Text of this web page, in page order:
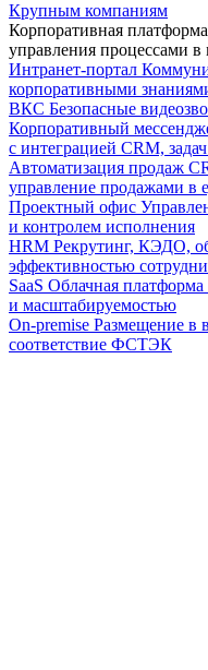
Крупным компаниям
Корпоративная
управления процессами в
Интранет-портал
корпоративными
ВКС Безопасные
Корпоративный
с интеграцией CRM,
Автоматизация продаж
управление продажами в
Проектный офис
и контролем исполнения
HRM Рекрутинг, КЭДО,
эффективностью
SaaS Облачная
и масштабируемостью
On-premise Размещение в
соответствие ФСТЭК